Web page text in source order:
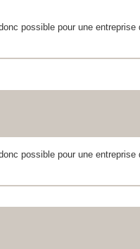
possible pour une
possible pour une